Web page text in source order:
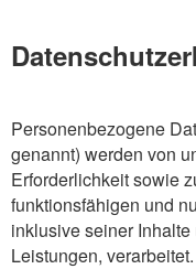
Personenbezogene
genannt) werden von
Erforderlichkeit sowie
funktionsfähigen und
inklusive seiner
Leistungen, verarbeitet.